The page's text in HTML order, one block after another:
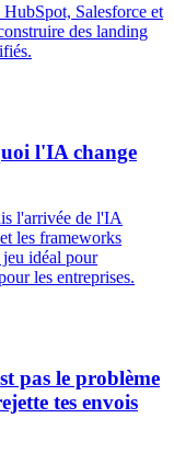
Salesforce et
des landing
l'IA change
l'arrivée de l'IA
les frameworks
idéal pour
les entreprises.
pas le problème
tes envois